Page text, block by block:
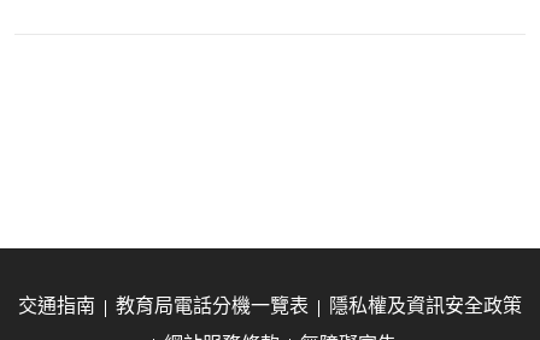
交通指南 教育局電話分機一覽表
隱私權及資訊安全政策